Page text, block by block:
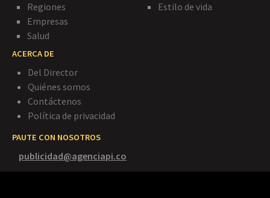
Regiones
Empresas
Salud
Estilo de vida
ACERCA DE
Del Director
Quiénes somos
Contáctenos
Política de privacidad
PAUTE CON NOSOTROS
publicidad@agenciapi.co